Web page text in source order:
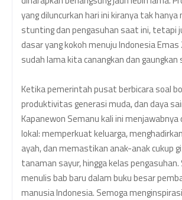
yang diluncurkan hari ini kiranya tak hanya
stunting dan pengasuhan saat ini, tetapi
dasar yang kokoh menuju Indonesia Emas
sudah lama kita canangkan dan gaungkan
Ketika pemerintah pusat berbicara soal
produktivitas generasi muda, dan daya
Kapanewon Semanu kali ini
lokal: memperkuat keluarga,
ayah, dan memastikan anak-anak cukup
tanaman sayur, hingga kelas
menulis bab baru dalam buku besar
manusia Indonesia. Semoga